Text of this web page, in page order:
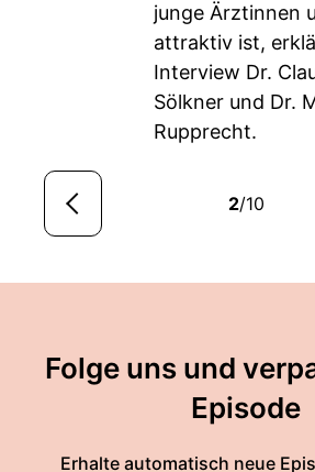
junge Ärztinnen
attraktiv ist,
Interview Dr.
Sölkner und Dr.
Rupprecht.
2/10
Folge uns und
Episode
Erhalte automatisch neue